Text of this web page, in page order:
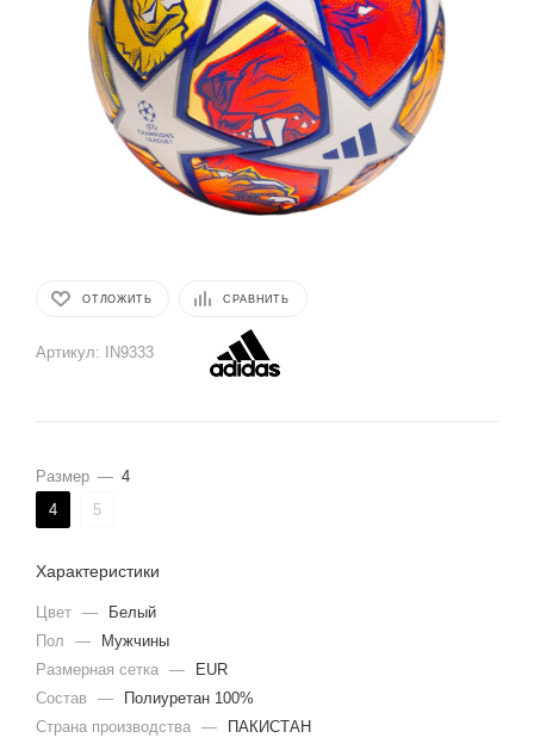
ОТЛОЖИТЬ СРАВНИТЬ
Артикул: IN9333
Размер — 4
4
5
Характеристики
Цвет —
Белый
Пол
—
Мужчины
Размерная сетка —
EUR
Состав
—
Полиуретан 100%
Страна производства —
ПАКИСТАН